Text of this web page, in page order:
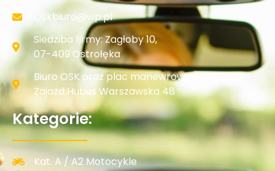
Oskbiuro@wp.pl
Siedziba firmy: Zagłoby 10,
07-409 Ostrołęka
Biuro OSK oraz plac manewrowy:
Zajazd Hubus Warszawska 48
Kategorie:
Kat. A / A2 Motocykle